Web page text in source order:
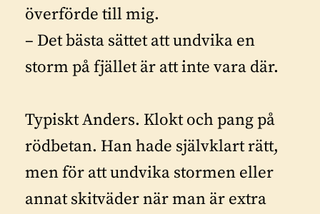
överförde till mig.
– Det bästa sättet att undvika en
storm på fjället är att inte vara där.
Typiskt Anders. Klokt och pang på
rödbetan. Han hade självklart rätt,
men för att undvika stormen eller
annat skitväder när man är extra